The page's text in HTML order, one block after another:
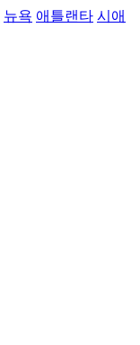
뉴욕 애틀랜타 시애